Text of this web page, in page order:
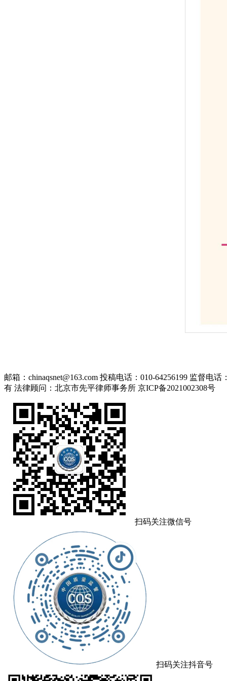
邮箱：chinaqsnet@163.com 投稿电话：010-64256199 监督电话
有 法律顾问：北京市先平律师事务所 京ICP备2021002308号
扫码关注微信号
扫码关注抖音号